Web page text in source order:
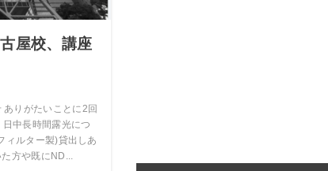
屋校、講座
ありがたいことに2回
中長時間露光につ
ィルター製)貸出しあ
方や既にND...